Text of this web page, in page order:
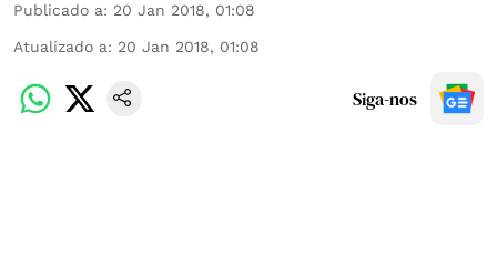
Publicado a: 20 Jan 2018, 01:08
Atualizado a: 20 Jan 2018, 01:08
Siga-nos